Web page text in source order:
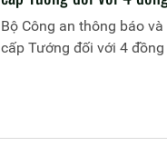
Bộ Công an thông báo
cấp Tướng đối với 4